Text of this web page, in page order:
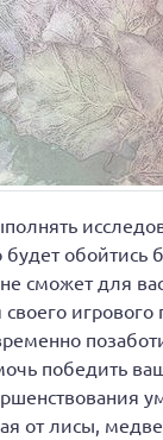
обойтись
сможет для
победить
от лисы,